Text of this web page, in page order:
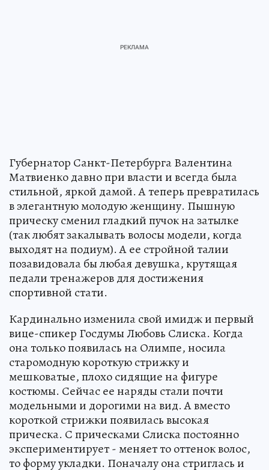
Губернатор Санкт-Петербурга Валентина
Матвиенко давно при власти и всегда была
стильной, яркой дамой. А теперь превратилась
в элегантную молодую женщину. Пышную
прическу сменил гладкий пучок на затылке
(так любят закалывать волосы модели, когда
выходят на подиум). А ее стройной талии
позавидовала бы любая девушка, крутящая
педали тренажеров для достижения
спортивной стати.
Кардинально изменила свой имидж и первый
вице-спикер Госдумы Любовь Слиска. Когда
она только появилась на Олимпе, носила
старомодную короткую стрижку и
мешковатые, плохо сидящие на фигуре
костюмы. Сейчас ее наряды стали почти
модельными и дорогими на вид. А вместо
короткой стрижки появилась высокая
прическа. С прическами Слиска постоянно
экспериментирует - меняет то оттенок волос,
то форму укладки. Поначалу она стриглась и